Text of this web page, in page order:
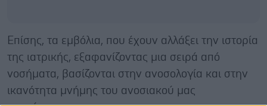
Επίσης, τα εμβόλια, που έχουν αλλάξει την ιστορία
της ιατρικής, εξαφανίζοντας μια σειρά από
νοσήματα, βασίζονται στην ανοσολογία και στην
ικανότητα μνήμης του ανοσιακού μας